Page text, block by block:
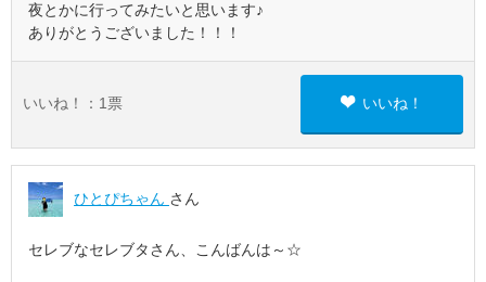
夜とかに行ってみたいと思います♪
ありがとうございました！！！
いいね！： 1 票 いいね！
ひとぴちゃん さん
セレブなセレブタさん、こんばんは～☆